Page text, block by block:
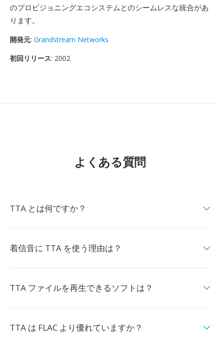
のプロビジョニングエコシステムとのシームレスな統合があ
ります。
開発元: Grandstream Networks
初回リリース: 2002
よくある質問
TTA とは何ですか？
着信音に TTA を使う理由は？
TTA ファイルを再生できるソフトは？
TTA は FLAC より優れていますか？